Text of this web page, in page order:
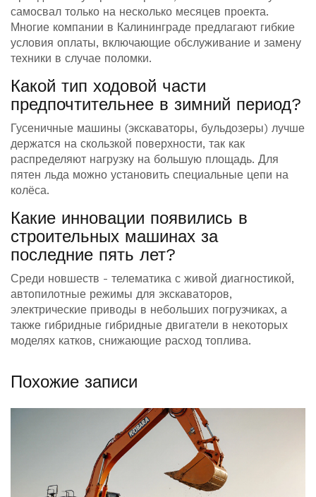
самосвал только на несколько месяцев проекта.
Многие компании в Калининграде предлагают гибкие
условия оплаты, включающие обслуживание и замену
техники в случае поломки.
Какой тип ходовой части
предпочтительнее в зимний период?
Гусеничные машины (экскаваторы, бульдозеры) лучше
держатся на скользкой поверхности, так как
распределяют нагрузку на большую площадь. Для
пятен льда можно установить специальные цепи на
колёса.
Какие инновации появились в
строительных машинах за
последние пять лет?
Среди новшеств - телематика с живой диагностикой,
автопилотные режимы для экскаваторов,
электрические приводы в небольших погрузчиках, а
также гибридные гибридные двигатели в некоторых
моделях катков, снижающие расход топлива.
Похожие записи